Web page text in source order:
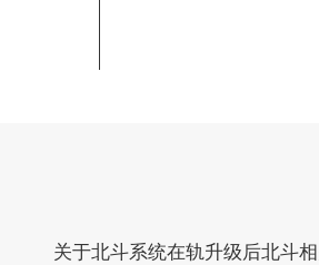
关于北斗系统在轨升级后北斗